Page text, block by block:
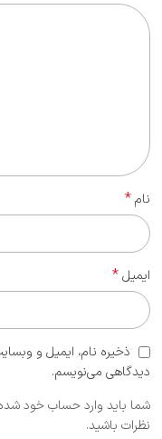
نام*
ایمیل*
ذخیره نام، ایمیل و
دیدگاهی می‌نویسم.
شما باید وارد حساب خود
نظرات باشید.